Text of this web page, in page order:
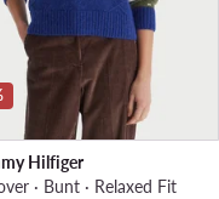
Hilfiger
· Bunt · Relaxed Fit